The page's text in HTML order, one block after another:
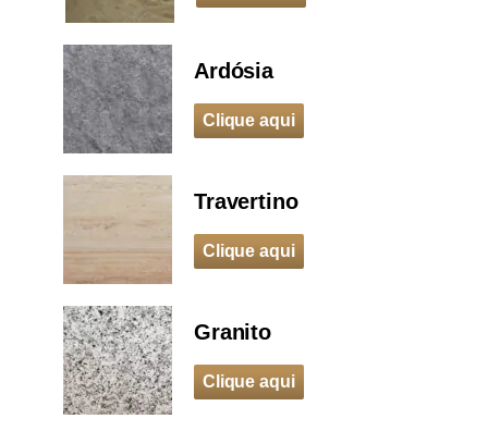
Ardósia
Clique aqui
Travertino
Clique aqui
Granito
Clique aqui